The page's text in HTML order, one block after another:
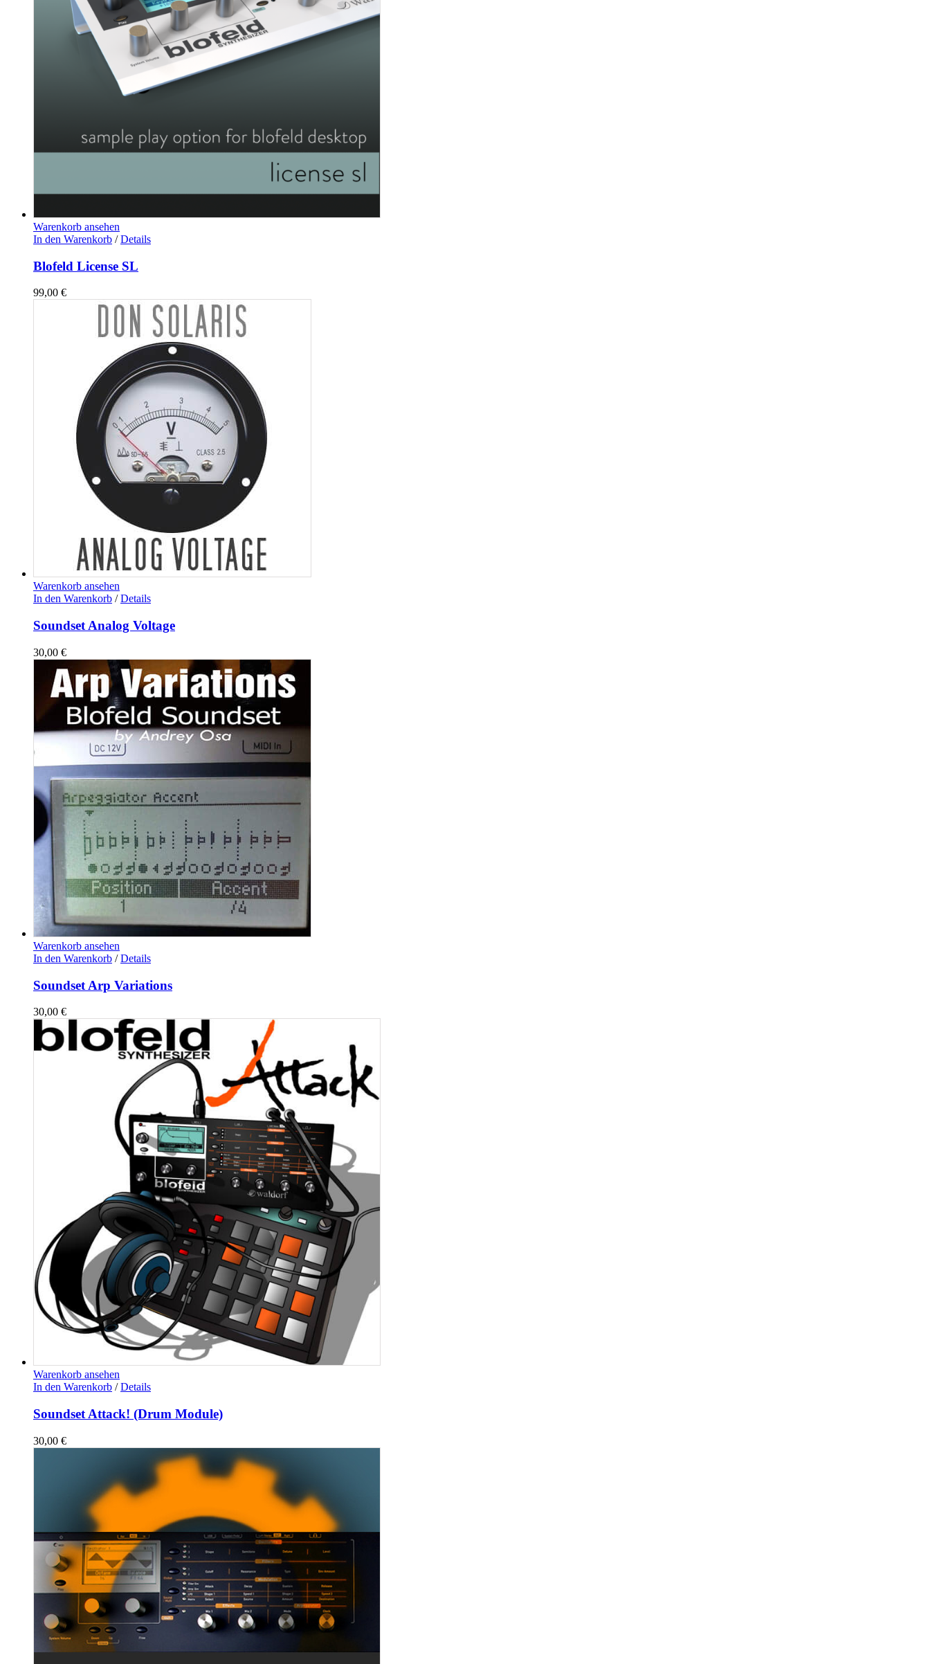
Warenkorb ansehen
In den Warenkorb / Details
Blofeld License SL
99,00 €
Warenkorb ansehen
In den Warenkorb / Details
Soundset Analog Voltage
30,00 €
Warenkorb ansehen
In den Warenkorb / Details
Soundset Arp Variations
30,00 €
Warenkorb ansehen
In den Warenkorb / Details
Soundset Attack! (Drum Module)
30,00 €